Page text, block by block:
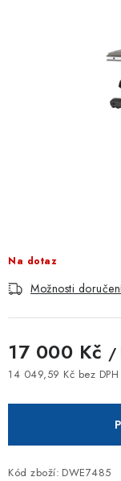
ZAHRADNÍ
Na dotaz
Možnosti
17 000 Kč /
14 049,59 Kč bez DPH
Kód zboží: DWE7485